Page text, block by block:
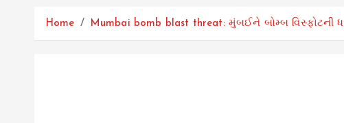
Home Mumbai bomb blast threat: મુંબઈને બોમ્બ વિસ્ફોટની